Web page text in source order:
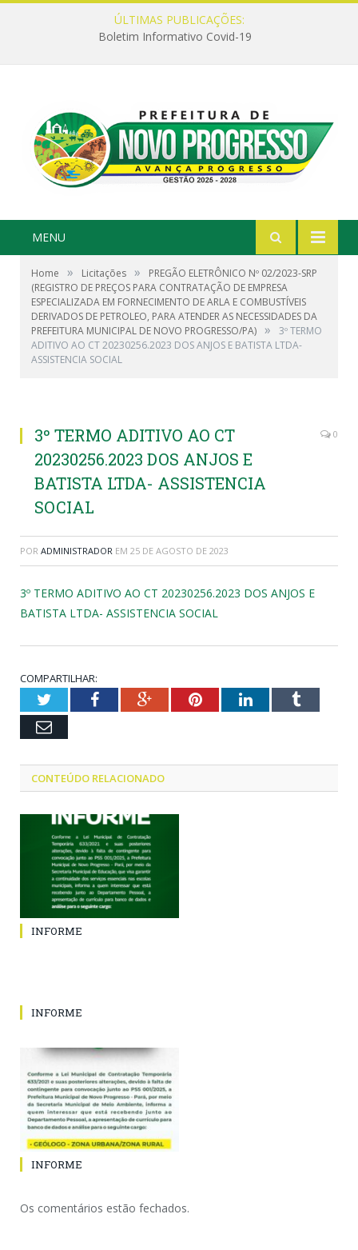
ÚLTIMAS PUBLICAÇÕES:
Boletim Informativo Covid-19
MENU
Home » Licitações »
PREGÃO ELETRÔNICO Nº 02/2023-SRP
(REGISTRO DE PREÇOS PARA CONTRATAÇÃO DE EMPRESA
ESPECIALIZADA EM FORNECIMENTO DE ARLA E COMBUSTÍVEIS
DERIVADOS DE PETROLEO, PARA ATENDER AS NECESSIDADES DA
PREFEITURA MUNICIPAL DE NOVO PROGRESSO/PA) »
3º TERMO
ADITIVO AO CT 20230256.2023 DOS ANJOS E BATISTA LTDA-
ASSISTENCIA SOCIAL
3º TERMO ADITIVO AO CT
20230256.2023 DOS ANJOS E
BATISTA LTDA- ASSISTENCIA
SOCIAL
0
POR ADMINISTRADOR EM 25 DE AGOSTO DE 2023
3º TERMO ADITIVO AO CT 20230256.2023 DOS ANJOS E
BATISTA LTDA- ASSISTENCIA SOCIAL
COMPARTILHAR:
TwitterFacebookGoogle+PinterestLinkedInTumblr
Email
CONTEÚDO RELACIONADO
INFORME
INFORME
INFORME
Os comentários estão fechados.